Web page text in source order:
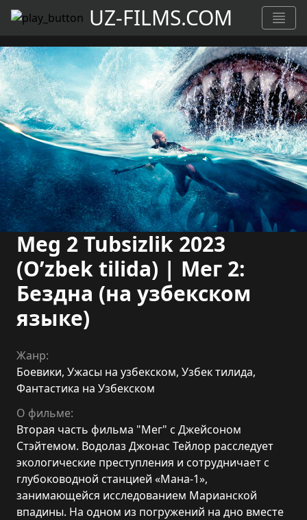
UZ-FILMS.COM
Meg 2 Tubsizlik 2023
(O’zbek tilida) | Мег 2:
Бездна (на узбекском
языке)
Жанр:
Боевики, Ужасы на узбекском, Узбек тилида,
Фантастика на Узбекском
О фильме:
Вторая часть фильма "Мег" с Джейсоном
Стэйтемом. Водолаз Джонас Тейлор расследует
экологические преступления и сотрудничает с
глубоководной станцией «Мана-1»,
занимающейся исследованием Марианской
впадины. На одном из погружений на дно вместе